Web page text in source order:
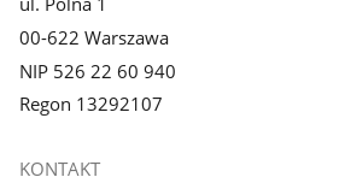
00-622 Warszawa
NIP 526 22 60 940
Regon 13292107
KONTAKT